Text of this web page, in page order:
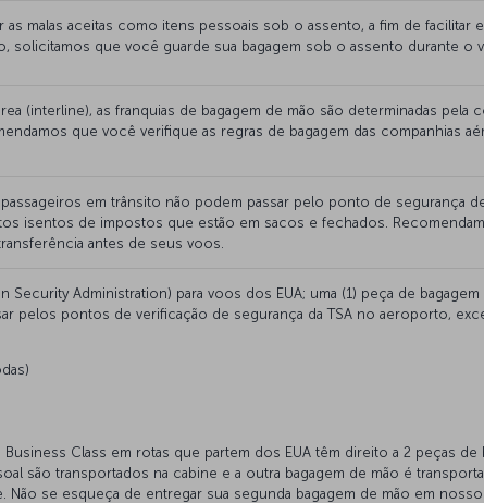
as malas aceitas como itens pessoais sob o assento, a fim de facilitar
solicitamos que você guarde sua bagagem sob o assento durante o
(interline), as franquias de bagagem de mão são determinadas pela
que você verifique as regras de bagagem das companhias
em trânsito não podem passar pelo ponto de segurança
isentos de impostos que estão em sacos e fechados.
antes de seus voos.
Administration) para voos dos EUA; uma (1) peça de
pelos pontos de verificação de segurança da TSA no aeroporto,
Class em rotas que partem dos EUA têm direito a 2 peças de
são transportados na cabine e a outra bagagem de mão é
Não se esqueça de entregar sua segunda bagagem de mão em